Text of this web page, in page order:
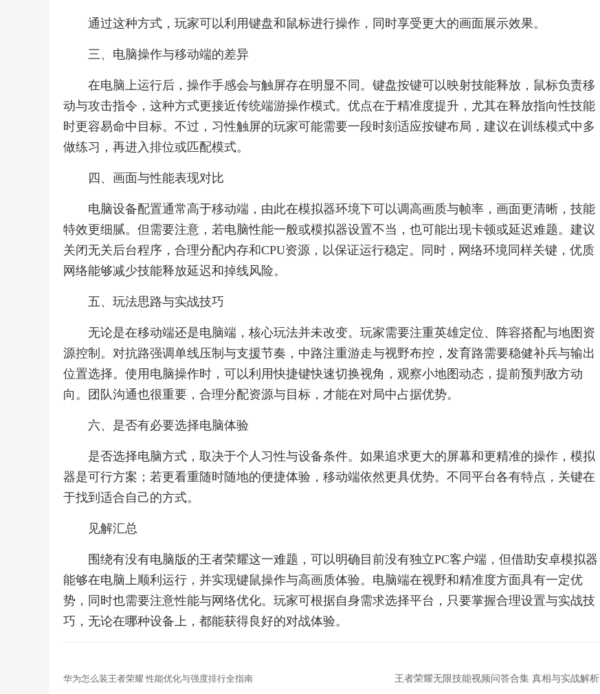
通过这种方式，玩家可以利用键盘和鼠标进行操作，同时享受更大的画面展示效果。
三、电脑操作与移动端的差异
在电脑上运行后，操作手感会与触屏存在明显不同。键盘按键可以映射技能释放，鼠标负责移
动与攻击指令，这种方式更接近传统端游操作模式。优点在于精准度提升，尤其在释放指向性技能
时更容易命中目标。不过，习性触屏的玩家可能需要一段时刻适应按键布局，建议在训练模式中多
做练习，再进入排位或匹配模式。
四、画面与性能表现对比
电脑设备配置通常高于移动端，由此在模拟器环境下可以调高画质与帧率，画面更清晰，技能
特效更细腻。但需要注意，若电脑性能一般或模拟器设置不当，也可能出现卡顿或延迟难题。建议
关闭无关后台程序，合理分配内存和CPU资源，以保证运行稳定。同时，网络环境同样关键，优质
网络能够减少技能释放延迟和掉线风险。
五、玩法思路与实战技巧
无论是在移动端还是电脑端，核心玩法并未改变。玩家需要注重英雄定位、阵容搭配与地图资
源控制。对抗路强调单线压制与支援节奏，中路注重游走与视野布控，发育路需要稳健补兵与输出
位置选择。使用电脑操作时，可以利用快捷键快速切换视角，观察小地图动态，提前预判敌方动
向。团队沟通也很重要，合理分配资源与目标，才能在对局中占据优势。
六、是否有必要选择电脑体验
是否选择电脑方式，取决于个人习性与设备条件。如果追求更大的屏幕和更精准的操作，模拟
器是可行方案；若更看重随时随地的便捷体验，移动端依然更具优势。不同平台各有特点，关键在
于找到适合自己的方式。
见解汇总
围绕有没有电脑版的王者荣耀这一难题，可以明确目前没有独立PC客户端，但借助安卓模拟器
能够在电脑上顺利运行，并实现键鼠操作与高画质体验。电脑端在视野和精准度方面具有一定优
势，同时也需要注意性能与网络优化。玩家可根据自身需求选择平台，只要掌握合理设置与实战技
巧，无论在哪种设备上，都能获得良好的对战体验。
华为怎么装王者荣耀 性能优化与强度排行全指南 王者荣耀无限技能视频问答合集 真相与实战解析